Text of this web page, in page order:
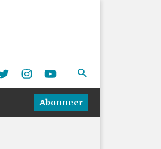
Abonneer